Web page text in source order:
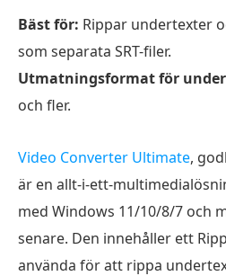
Bäst för: Rippar undertexter
som separata SRT-filer.
Utmatningsformat för
och fler.
Video Converter Ultimate,
är en allt-i-ett-
med Windows 11/10/8/7 och
senare. Den innehåller ett
använda för att rippa